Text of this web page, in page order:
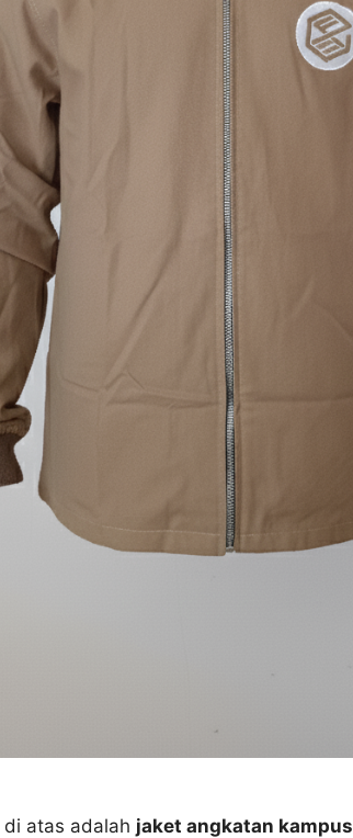
atas adalah jaket angkatan kampus